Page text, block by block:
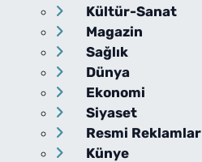
Kültür-Sanat
Magazin
Sağlık
Dünya
Ekonomi
Siyaset
Resmi Reklamlar
Künye